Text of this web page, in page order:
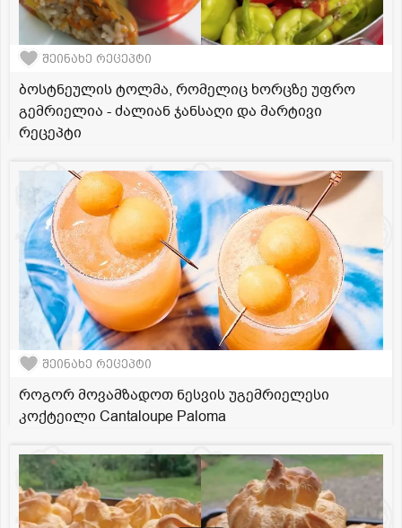
შეინახე რეცეპტი
ბოსტნეულის ტოლმა, რომელიც ხორცზე უფრო
გემრიელია - ძალიან ჯანსაღი და მარტივი
რეცეპტი
შეინახე რეცეპტი
როგორ მოვამზადოთ ნესვის უგემრიელესი
კოქტეილი Cantaloupe Paloma